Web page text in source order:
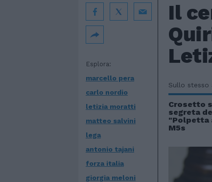
Il
Esplora:
marcello pera
carlo nordio
letizia moratti
matteo salvini
lega
antonio tajani
forza italia
giorgia meloni
Sullo stesso
Crosetto
segreta
"Polpetta
M5s